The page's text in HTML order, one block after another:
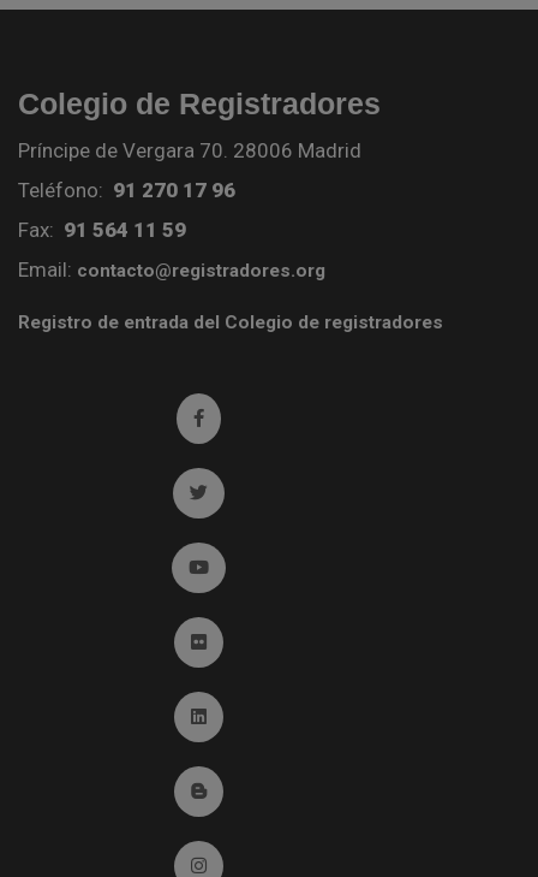
Colegio de Registradores
Príncipe de Vergara 70. 28006 Madrid
Teléfono: 91 270 17 96
Fax: 91 564 11 59
Email: contacto@registradores.org
Registro de entrada del Colegio de registradores
Ir a facebook (abre en ventana nueva)
Ir a twitter (abre en ventana nueva)
Ir a YouTube (abre en ventana nueva)
Ir a Flickr (abre en ventana nueva)
Ir a Linkedin (abre en ventana nueva)
Ir al Blog (abre en ventana nueva)
Ir a Instagram (abre en ventana nueva)